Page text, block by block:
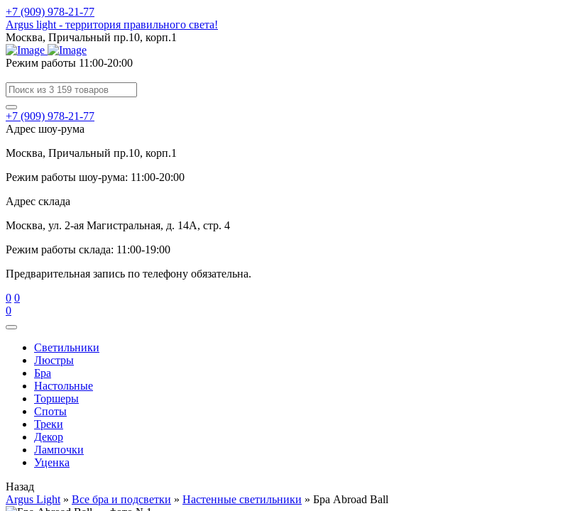
+7 (909) 978-21-77
Argus light - территория правильного света!
Москва, Причальный пр.10, корп.1
Режим работы 11:00-20:00
+7 (909) 978-21-77
Адрес шоу-рума
Москва, Причальный пр.10, корп.1
Режим работы шоу-рума: 11:00-20:00
Адрес склада
Москва, ул. 2-ая Магистральная, д. 14А, стр. 4
Режим работы склада: 11:00-19:00
Предварительная запись по телефону обязательна.
0 0
0
Cветильники
Люстры
Бра
Настольные
Торшеры
Споты
Треки
Декор
Лампочки
Уценка
Назад
Argus Light » Все бра и подсветки » Настенные светильники » Бра Abroad Ball